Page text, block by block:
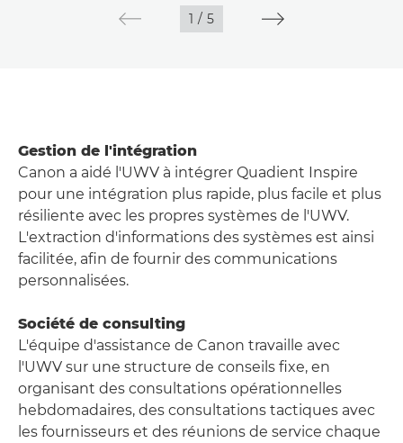
1 / 5
Gestion de l'intégration
Canon a aidé l'UWV à intégrer Quadient Inspire
pour une intégration plus rapide, plus facile et plus
résiliente avec les propres systèmes de l'UWV.
L'extraction d'informations des systèmes est ainsi
facilitée, afin de fournir des communications
personnalisées.
Société de consulting
L'équipe d'assistance de Canon travaille avec
l'UWV sur une structure de conseils fixe, en
organisant des consultations opérationnelles
hebdomadaires, des consultations tactiques avec
les fournisseurs et des réunions de service chaque